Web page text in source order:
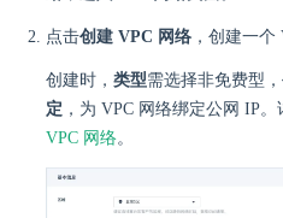
点击创建 VPC 网络 ，创建一个
创建时， 类型需选择非免费型，
定 ，为 VPC 网络绑定公网 IP
VPC 网络。